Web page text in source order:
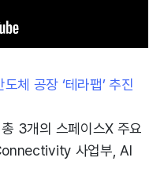
체 공장 ‘테라팹’ 추진
3개의 스페이스X 주요
사업부, AI